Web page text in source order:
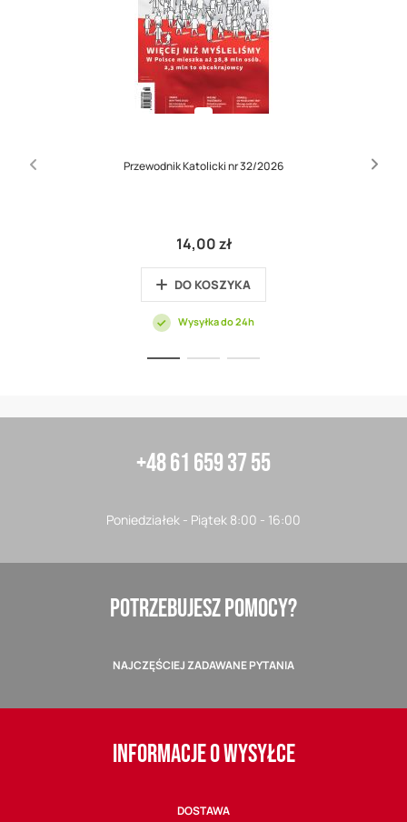
Przewodnik Katolicki nr 32/2026
14,00 zł
DO KOSZYKA
Wysyłka do 24h
+48 61 659 37 55
Poniedziałek - Piątek 8:00 - 16:00
POTRZEBUJESZ POMOCY?
NAJCZĘŚCIEJ ZADAWANE PYTANIA
INFORMACJE O WYSYŁCE
DOSTAWA